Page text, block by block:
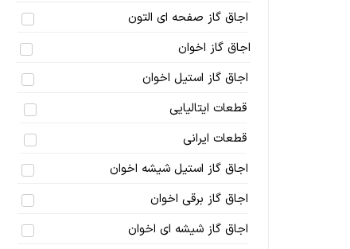
اجاق گاز صفحه ای التون
اجاق گاز اخوان
اجاق گاز استیل اخوان
قطعات ایتالیایی
قطعات ایرانی
اجاق گاز استیل شیشه اخوان
اجاق گاز برقی اخوان
اجاق گاز شیشه ای اخوان